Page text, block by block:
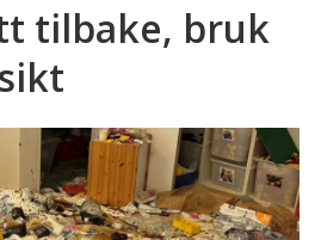
tilbake, bruk